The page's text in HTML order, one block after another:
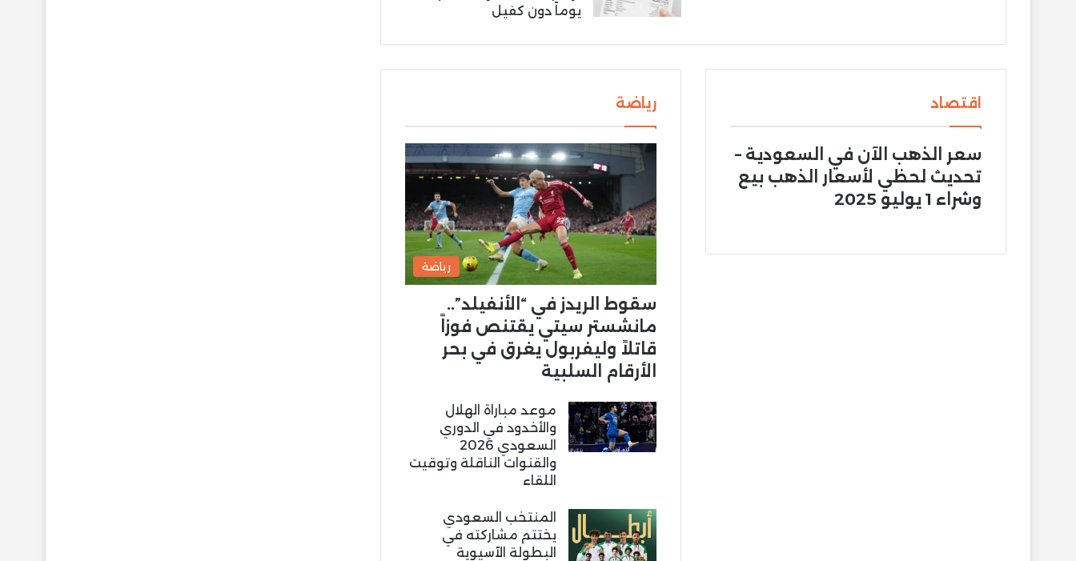
يوماً دون كفيل
اقتصاد
سعر الذهب الآن في السعودية –
تحديث لحظي لأسعار الذهب بيع
وشراء 1 يوليو 2025
رياضة
رياضة
سقوط الريدز في “الأنفيلد”..
مانشستر سيتي يقتنص فوزاً
قاتلاً وليفربول يغرق في بحر
الأرقام السلبية
موعد مباراة الهلال
والأخدود في الدوري
السعودي 2026
والقنوات الناقلة وتوقيت
اللقاء
المنتخب السعودي
يختتم مشاركته في
البطولة الآسيوية